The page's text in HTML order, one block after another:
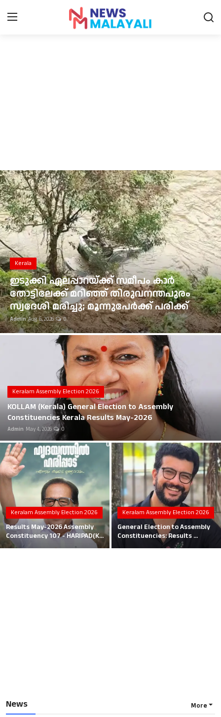
Entertainment
Sports
Food
Gulf News
Loksabha Election 2024
Technology
Health
Jobs Mall
Career
Education
Business
Local News
Earn Money
Tutorials
Malayalam
Kerala
ഇടുക്കി ഏലപ്പാറയ്ക്ക് സമീപം കാർ
തോട്ടിലേക്ക് മറിഞ്ഞ് തിരുവനന്തപുരം
സ്വദേശി മരിച്ചു; മൂന്നുപേർക്ക് പരിക്ക്
Admin Aug 6, 2026 0
Keralam Assembly Election 2026
KOLLAM (Kerala) General Election to Assembly
Constituencies Kerala Results May-2026
Admin May 4, 2026 0
Keralam Assembly Election 2026
Results May-2026 Assembly
Constituency 107 - HARIPAD(K...
Keralam Assembly Election 2026
General Election to Assembly
Constituencies: Results ...
News More